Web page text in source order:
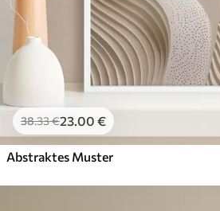
38.33€23.00 €
Abstraktes Muster